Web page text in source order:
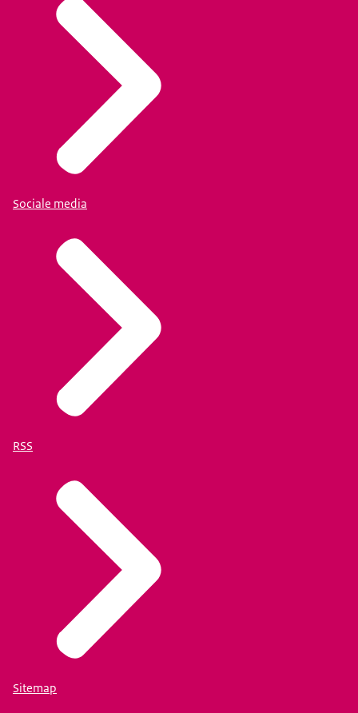
Sociale media
RSS
Sitemap